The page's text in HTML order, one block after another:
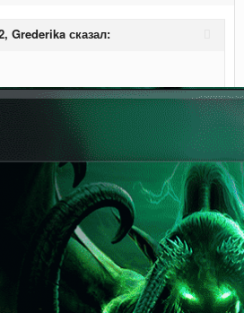
Grederika сказал: